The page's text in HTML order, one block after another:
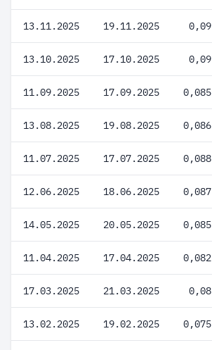
13.11.2025 19.11.2025
13.10.2025 17.10.2025
11.09.2025 17.09.2025
13.08.2025 19.08.2025
11.07.2025 17.07.2025
12.06.2025 18.06.2025
14.05.2025 20.05.2025
11.04.2025 17.04.2025
17.03.2025 21.03.2025
13.02.2025 19.02.2025